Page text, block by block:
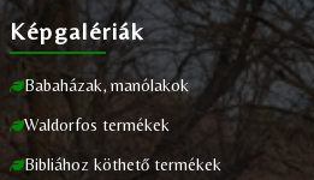
Képgalériák
Babaházak, manólakok
Waldorfos termékek
Bibliához köthető termékek